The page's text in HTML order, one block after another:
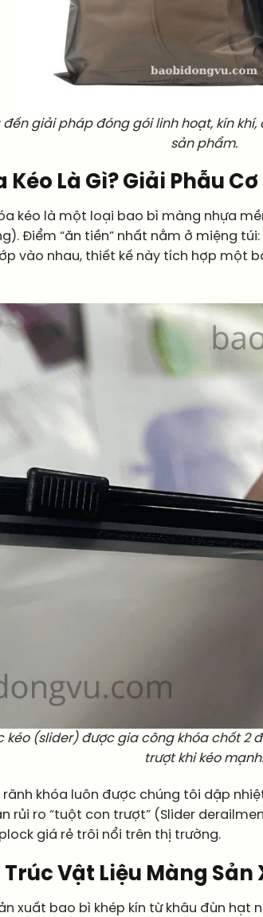
đến giải pháp đóng gói linh hoạt, kín
sản phẩm.
Kéo Là Gì? Giải Phẫu
kéo là một loại bao bì màng nhựa
Điểm “ăn tiền” nhất nằm ở miệng
vào nhau, thiết kế này tích hợp một
kéo (slider) được gia công khóa chốt 2
trượt khi kéo mạnh.
rãnh khóa luôn được chúng tôi dập
rủi ro “tuột con trượt” (Slider
giá rẻ trôi nổi trên thị trường.
Trúc Vật Liệu Màng
xuất bao bì khép kín từ khâu đùn hạt